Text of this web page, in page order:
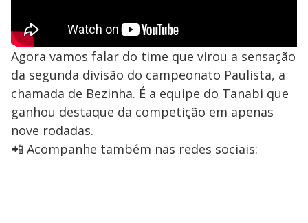
Agora vamos falar do time que virou a sensação
da segunda divisão do campeonato Paulista, a
chamada de Bezinha. É a equipe do Tanabi que
ganhou destaque da competição em apenas
nove rodadas.
📲 Acompanhe também nas redes sociais: